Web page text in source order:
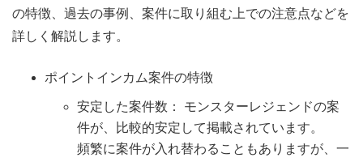
の特徴、過去の事例、案件に取り組む上での注意点などを
詳しく解説します。
ポイントインカム案件の特徴
安定した案件数： モンスターレジェンドの案
件が、比較的安定して掲載されています。
頻繁に案件が入れ替わることもありますが、一